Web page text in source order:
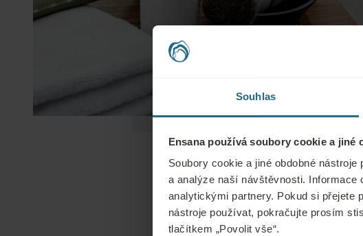
Souhlas
Ensana používá soubory cookie a jiné
Soubory cookie a jiné obdobné
a analýze naší návštěvnosti.
analytickými partnery. Pokud si přejete
nástroje používat, pokračujte prosím
tlačítkem „Povolit vše“.